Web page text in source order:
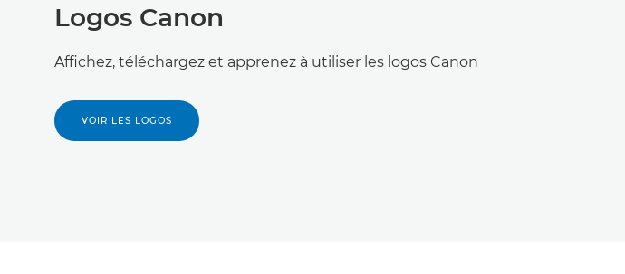
Logos Canon
Affichez, téléchargez et apprenez à utiliser les logos Canon
VOIR LES LOGOS